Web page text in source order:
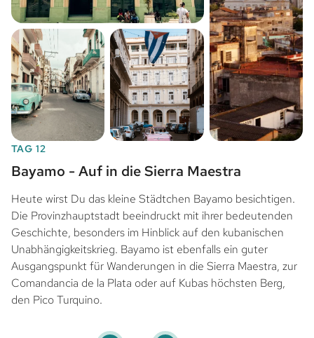
TAG 12
Bayamo - Auf in die Sierra Maestra
Heute wirst Du das kleine Städtchen Bayamo besichtigen.
Die Provinzhauptstadt beeindruckt mit ihrer bedeutenden
Geschichte, besonders im Hinblick auf den kubanischen
Unabhängigkeitskrieg. Bayamo ist ebenfalls ein guter
Ausgangspunkt für Wanderungen in die Sierra Maestra, zur
Comandancia de la Plata oder auf Kubas höchsten Berg,
den Pico Turquino.